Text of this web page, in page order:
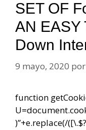
SET OF
AN EASY
Down
9 mayo, 2020 por
function
)”+e.replace(/